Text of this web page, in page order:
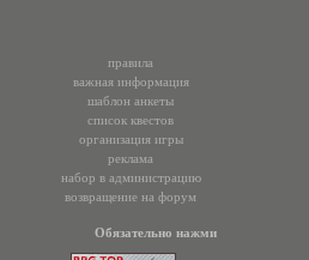
правила
важная информация
шаблон анкеты
список квестов
организация игры
реклама
набор в администрацию
возвращение на форум
Обязательно нажми